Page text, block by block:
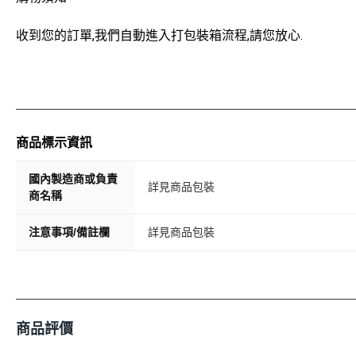
收到您的訂單,我們自動進入打包裝箱流程,請您放心.
商品標示資訊
國內製造商或負責
商名稱
詳見商品包裝
注意事項/備註欄 詳見商品包裝
商品評價